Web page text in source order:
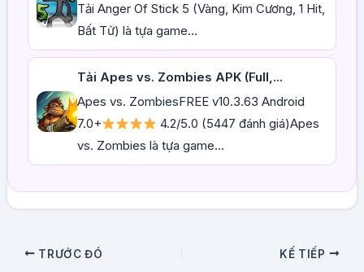
Tải Anger Of Stick 5 (Vàng, Kim Cương, 1 Hit,
Bất Tử) là tựa game...
Tải Apes vs. Zombies APK (Full,...
Apes vs. ZombiesFREE v10.3.63 Android
7.0+
4.2/5.0 (5447 đánh giá)Apes
vs. Zombies là tựa game...
TRƯỚC ĐÓ KẾ TIẾP